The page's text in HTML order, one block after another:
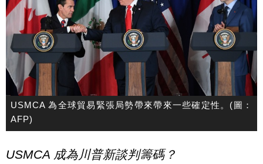
USMCA 為全球貿易緊張局勢帶來帶來一些確定性。(圖：
AFP)
USMCA 成為川普新談判籌碼？